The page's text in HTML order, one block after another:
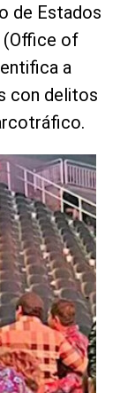
de Estados
(Office of
a
con delitos